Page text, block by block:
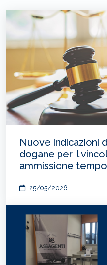
Nuove indicazioni
dogane per il
ammissione
25/05/2026